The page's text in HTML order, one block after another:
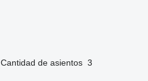
Cantidad de asientos 3